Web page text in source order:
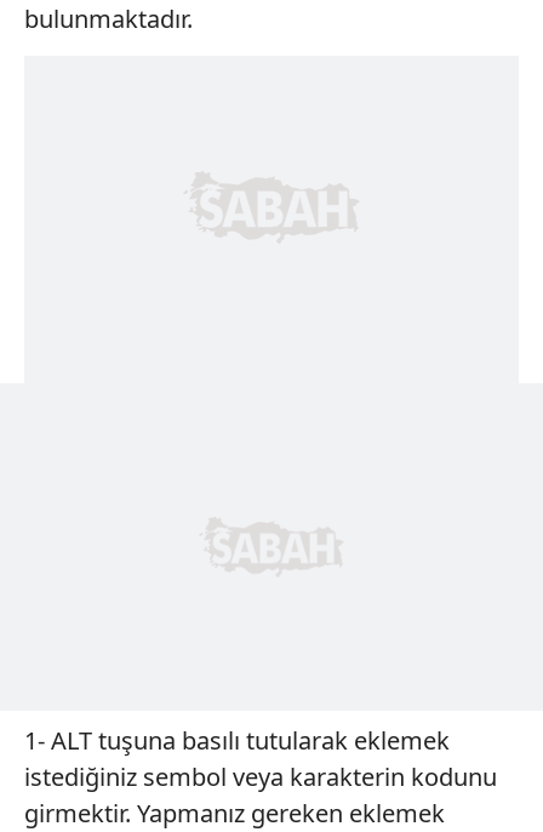
bulunmaktadır.
1- ALT tuşuna basılı tutularak eklemek
istediğiniz sembol veya karakterin kodunu
girmektir. Yapmanız gereken eklemek